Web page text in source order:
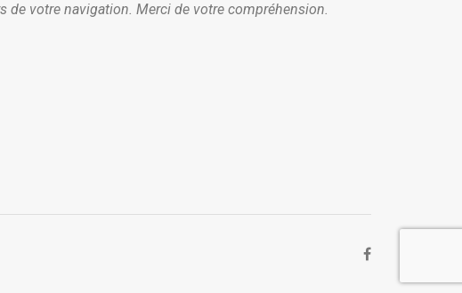
de votre navigation. Merci de votre compréhension.